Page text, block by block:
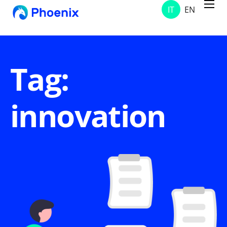
Servizi
Chi Siamo
Contatti
News & Avvisi
IT EN
Tag:
innovation